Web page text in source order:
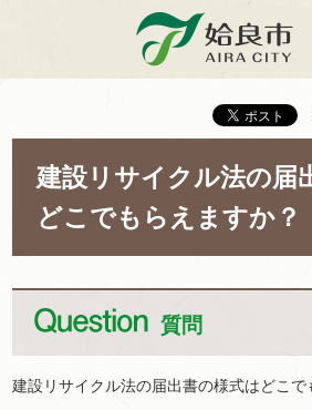
姶良市
建設リサイクル法の届
どこでもらえますか？
質問
建設リサイクル法の届出書の様式はどこで